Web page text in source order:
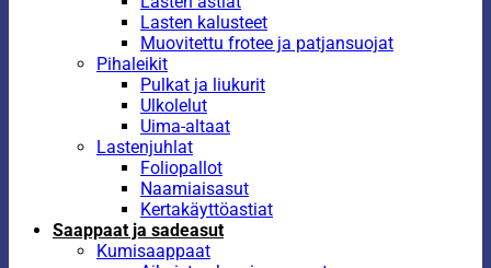
Lasten kalusteet
Muovitettu frotee ja patjansuojat
Pihaleikit
Pulkat ja liukurit
Ulkolelut
Uima-altaat
Lastenjuhlat
Foliopallot
Naamiaisasut
Kertakäyttöastiat
Saappaat ja sadeasut
Kumisaappaat